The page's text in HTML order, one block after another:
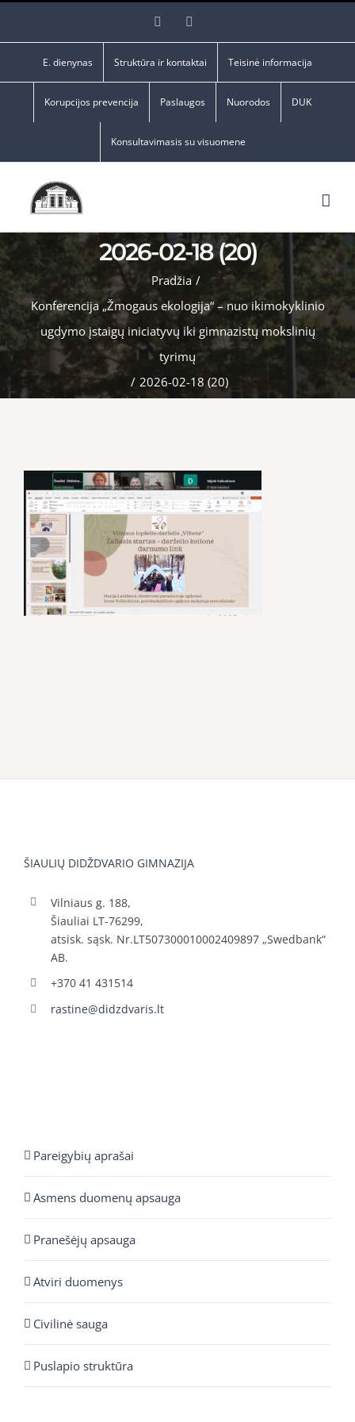
Facebook
E. dienynas Struktūra ir kontaktai Teisinė informacija
Korupcijos prevencija Paslaugos Nuorodos DUK
Konsultavimasis su visuomene
2026-02-18 (20)
Pradžia /
Konferencija „Žmogaus ekologija“ – nuo ikimokyklinio
ugdymo įstaigų iniciatyvų iki gimnazistų mokslinių
tyrimų
/ 2026-02-18 (20)
ŠIAULIŲ DIDŽDVARIO GIMNAZIJA
Vilniaus g. 188,
Šiauliai LT-76299,
atsisk. sąsk. Nr.LT507300010002409897 „Swedbank“
AB.
+370 41 431514
rastine@didzdvaris.lt
Pareigybių aprašai
Asmens duomenų apsauga
Pranešėjų apsauga
Atviri duomenys
Civilinė sauga
Puslapio struktūra